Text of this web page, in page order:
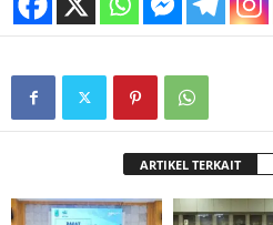
ARTIKEL TERKAIT